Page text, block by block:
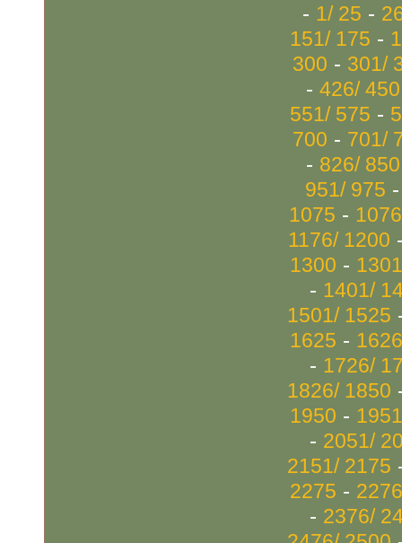
- 1/ 25 -
151/ 175 -
300 - 301/
- 426/ 450
551/ 575 -
700 - 701/
- 826/ 850
951/ 975
1075 -
1176/ 1200
1300 -
- 1401/
1501/ 1525
1625 -
- 1726/
1826/ 1850
1950 -
- 2051/
2151/ 2175
2275 -
- 2376/